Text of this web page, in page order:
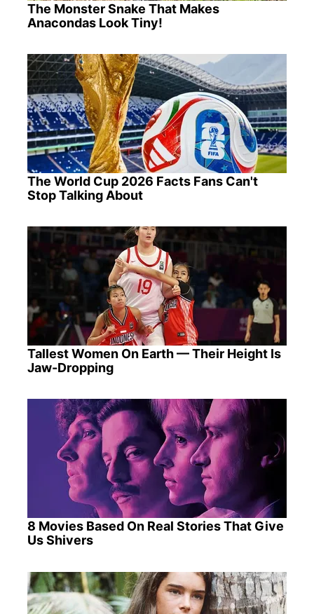
The Monster Snake That Makes
Anacondas Look Tiny!
The World Cup 2026 Facts Fans Can't
Stop Talking About
Tallest Women On Earth — Their Height Is
Jaw-Dropping
8 Movies Based On Real Stories That Give
Us Shivers